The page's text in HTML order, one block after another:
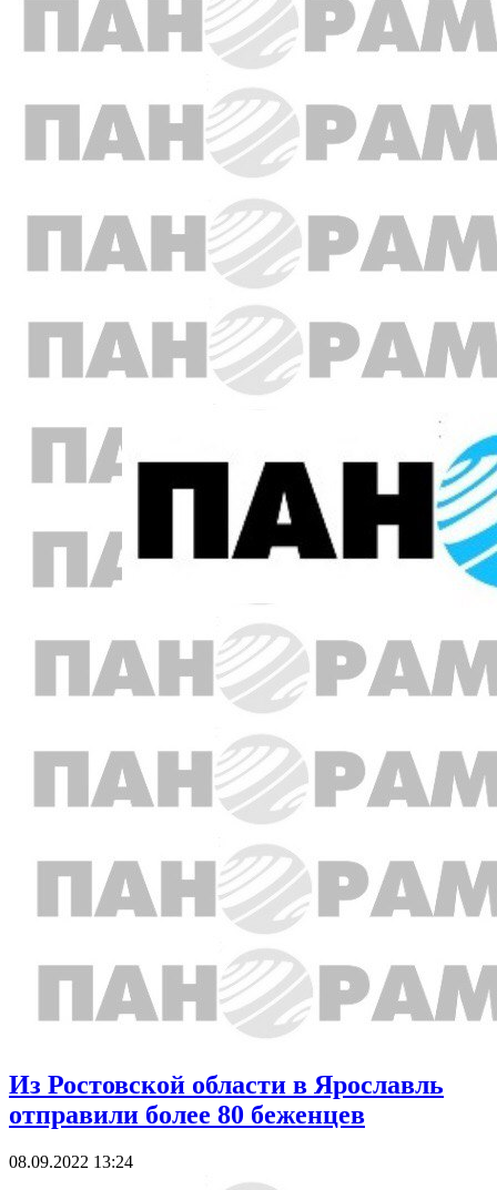
Из Ростовской области в Ярославль
отправили более 80 беженцев
08.09.2022 13:24